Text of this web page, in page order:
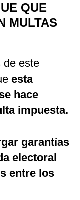
QUE
MULTAS
de este
esta
hace
impuesta.
garantías
electoral
entre los